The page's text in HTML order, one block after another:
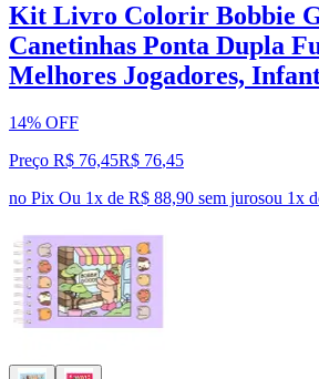
Kit Livro Colorir Bobbie
Canetinhas Ponta Dupla
Melhores Jogadores,
14% OFF
Preço R$ 76,45R$ 76,45
no Pix Ou 1x de R$ 88,90 sem jurosou 1x